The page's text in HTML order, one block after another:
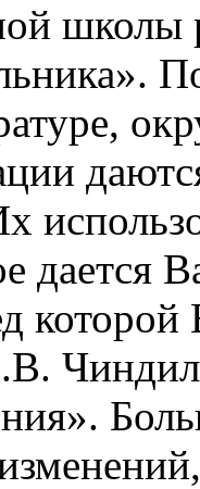
школы
дается